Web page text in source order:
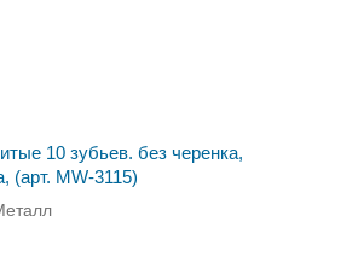
10 зубьев. без черенка,
порошковая окраска, (арт. MW-3115)